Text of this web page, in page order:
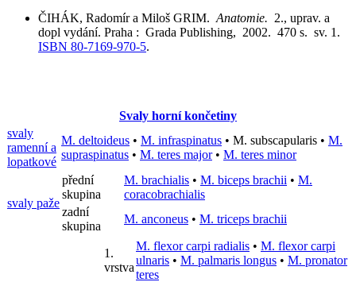
ČIHÁK, Radomír a Miloš GRIM. Anatomie. 2., uprav. a
dopl vydání. Praha : Grada Publishing, 2002. 470 s. sv. 1.
ISBN 80-7169-970-5.
Svaly horní končetiny
svaly
ramenní a
lopatkové
M. deltoideus • M. infraspinatus • M. subscapularis • M.
supraspinatus • M. teres major• M. teres minor
svaly paže
přední
skupina
M. brachialis • M. biceps brachii • M.
coracobrachialis
zadní
skupina
M. anconeus • M. triceps brachii
1.
vrstva
M. flexor carpi radialis • M. flexor carpi
ulnaris • M. palmaris longus • M. pronator
teres